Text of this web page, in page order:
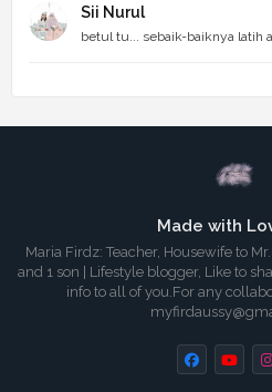
Sii Nurul
betul tu... sebaik-baiknya latih
Made with
Maria Firdz: Teacher, Housewife to
and 1 son | Lifestyle blogger, Like to
info to all of you.For any